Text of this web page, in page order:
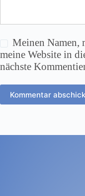
Meinen Namen,
meine Website in
nächste
Kommentar